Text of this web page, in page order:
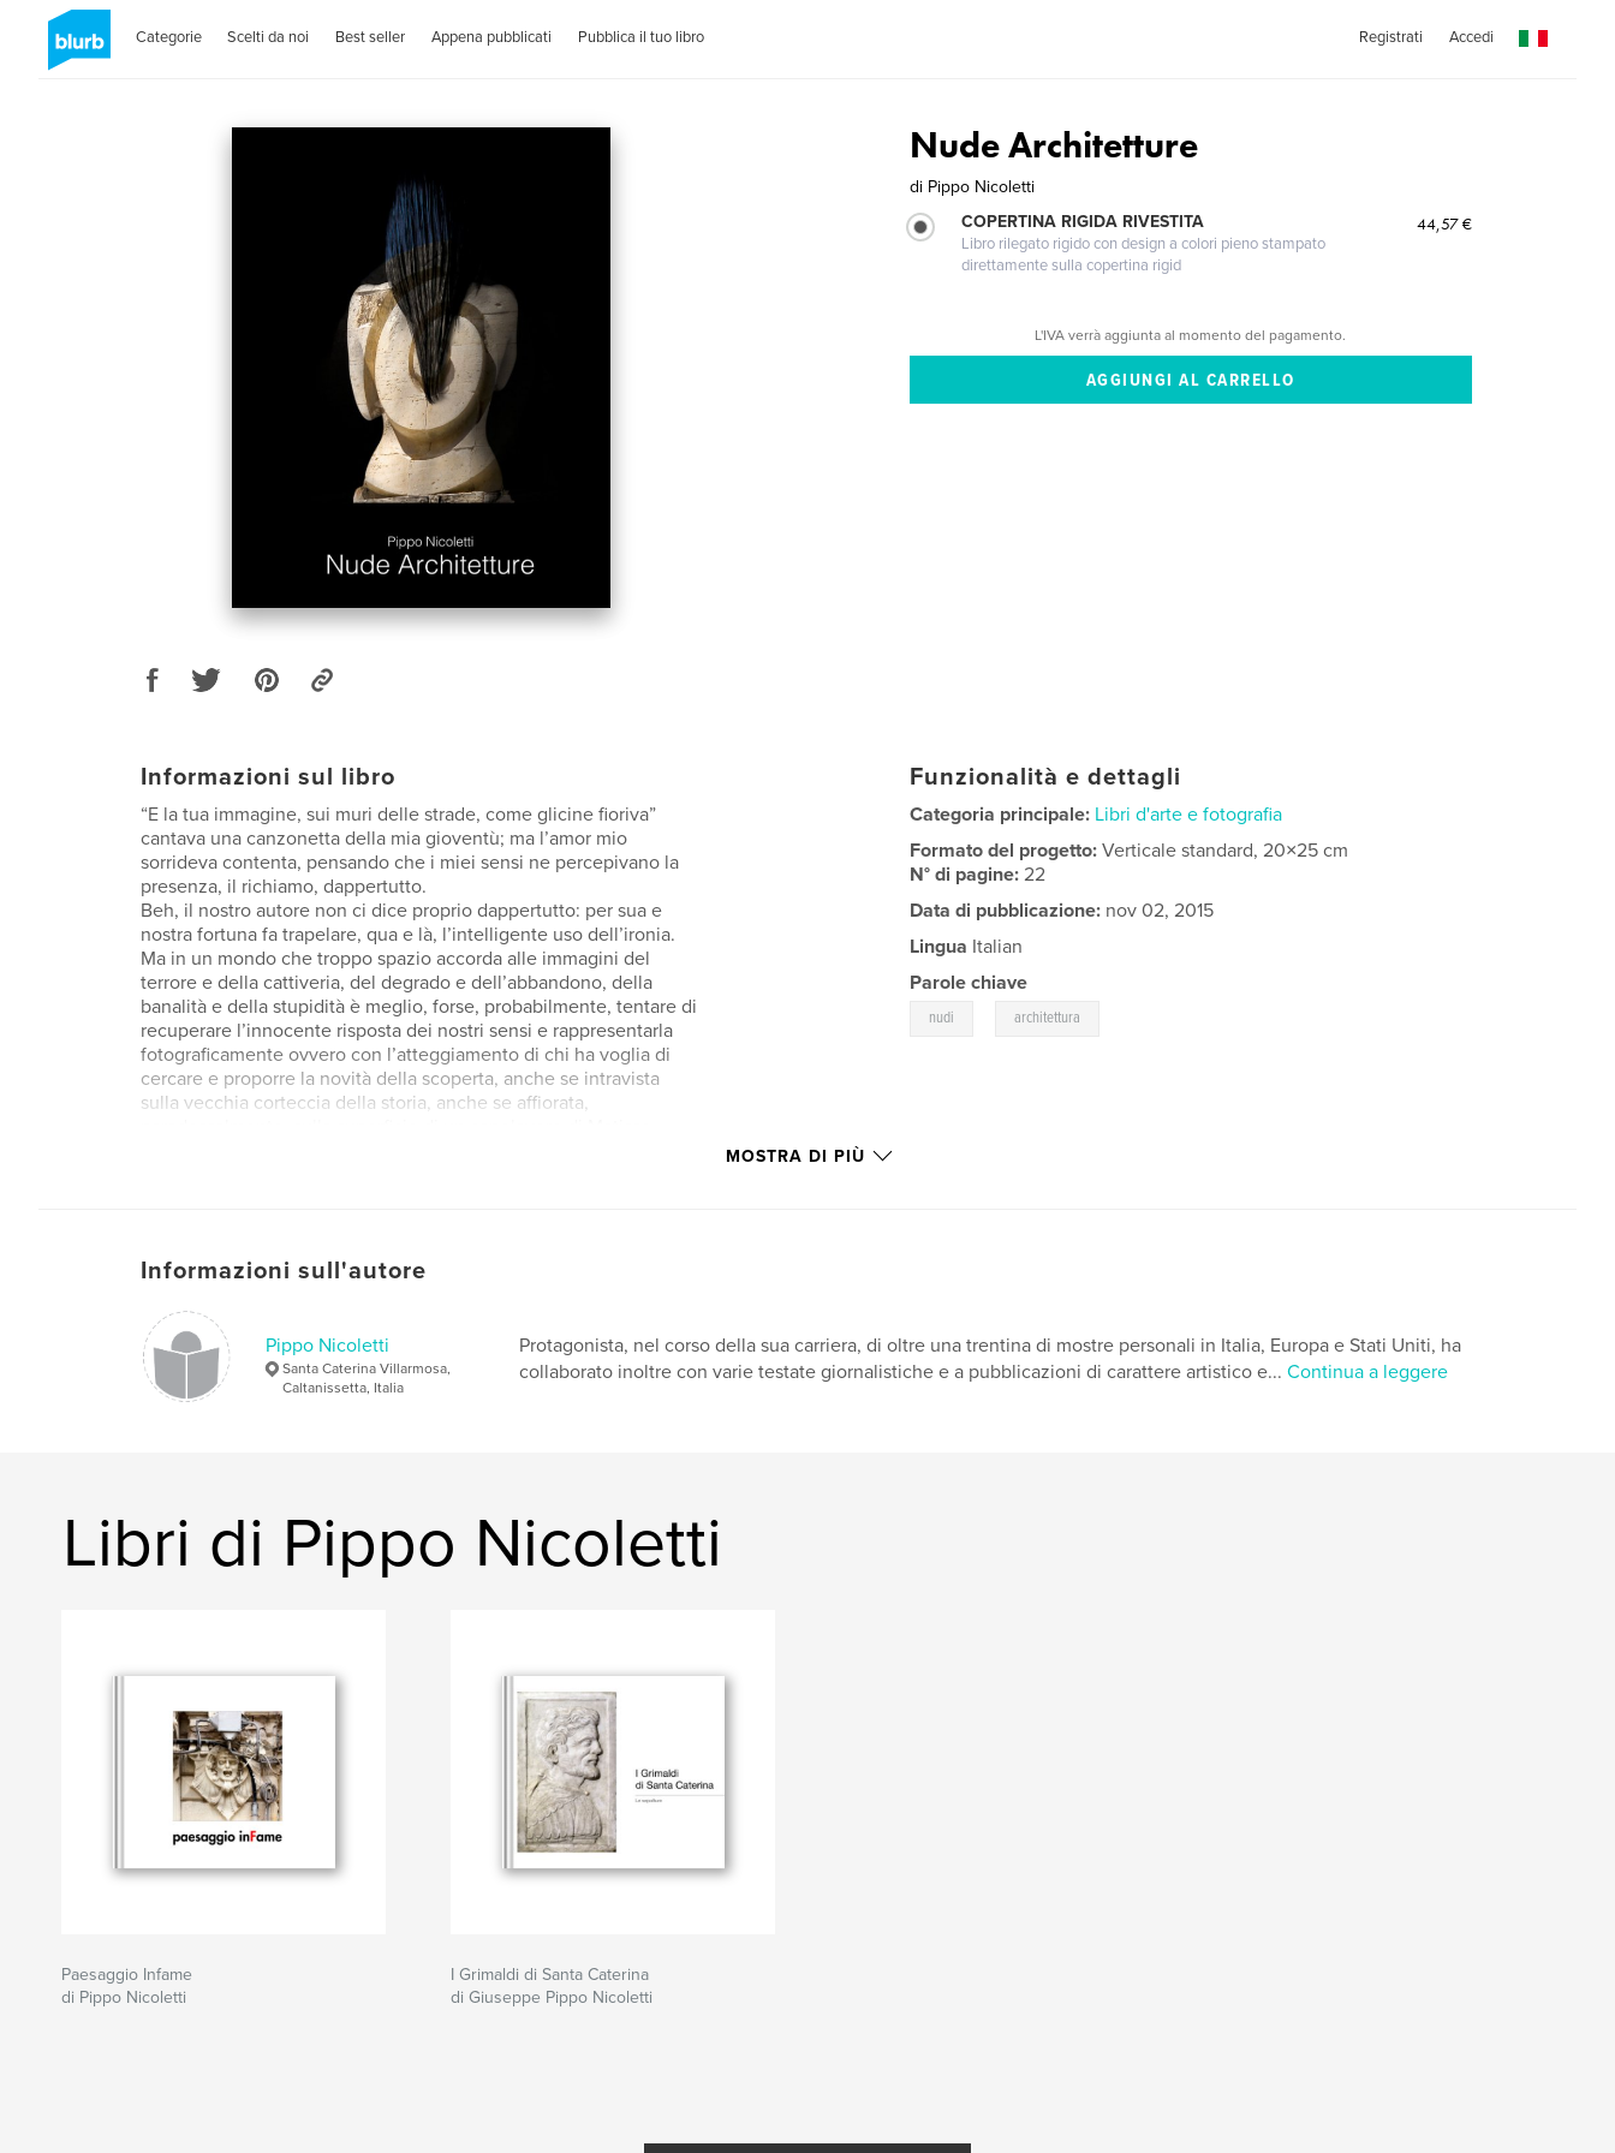
Categorie Scelti da noi Best seller Appena pubblicati Pubblica il tuo libro Registrati Accedi
Nude Architetture
di Pippo Nicoletti
COPERTINA RIGIDA RIVESTITA
Libro rilegato rigido con design a colori pieno stampato
direttamente sulla copertina rigid
44,57 €
L'IVA verrà aggiunta al momento del pagamento.
Informazioni sul libro
“E la tua immagine, sui muri delle strade, come glicine fioriva”
cantava una canzonetta della mia gioventù; ma l’amor mio
sorrideva contenta, pensando che i miei sensi ne percepivano la
presenza, il richiamo, dappertutto.
Beh, il nostro autore non ci dice proprio dappertutto: per sua e
nostra fortuna fa trapelare, qua e là, l’intelligente uso dell’ironia.
Ma in un mondo che troppo spazio accorda alle immagini del
terrore e della cattiveria, del degrado e dell’abbandono, della
banalità e della stupidità è meglio, forse, probabilmente, tentare di
recuperare l’innocente risposta dei nostri sensi e rappresentarla
fotograficamente ovvero con l’atteggiamento di chi ha voglia di
cercare e proporre la novità della scoperta, anche se intravista
sulla vecchia corteccia della storia, anche se affiorata,
Funzionalità e dettagli
Categoria principale: Libri d'arte e fotografia
Formato del progetto:Verticale standard, 20×25 cm
N° di pagine:22
Data di pubblicazione: nov 02, 2015
Lingua Italian
Parole chiave
nudi architettura
MOSTRA DI PIÙ
Informazioni sull'autore
Pippo Nicoletti
Santa Caterina Villarmosa,
Caltanissetta, Italia
Protagonista, nel corso della sua carriera, di oltre una trentina di mostre personali in Italia, Europa e Stati Uniti, ha
collaborato inoltre con varie testate giornalistiche e a pubblicazioni di carattere artistico e... Continua a leggere
Libri di Pippo Nicoletti
Paesaggio Infame
di Pippo Nicoletti
I Grimaldi di Santa Caterina
di Giuseppe Pippo Nicoletti